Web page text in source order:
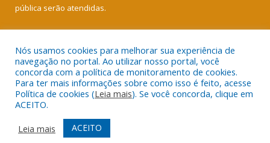
pública serão atendidas.
Todos os direitos reservados a Câmara Municipal de Soure.
Mapa do Site
Acessar Área Administrativa
Acessar Webmail
Nós usamos cookies para melhorar sua experiência de
navegação no portal. Ao utilizar nosso portal, você
concorda com a política de monitoramento de cookies.
Para ter mais informações sobre como isso é feito, acesse
Política de cookies (Leia mais). Se você concorda, clique em
ACEITO.
Leia mais
ACEITO